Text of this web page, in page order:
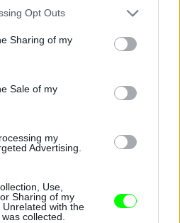
app uses one or more Google
behaviour. You may click to
and its third-party tags to
purposes in below Google
Opt Outs
Sharing of my
Sale of my
my
Advertising.
Use,
Sharing of my
with the
collected.
fotózott.